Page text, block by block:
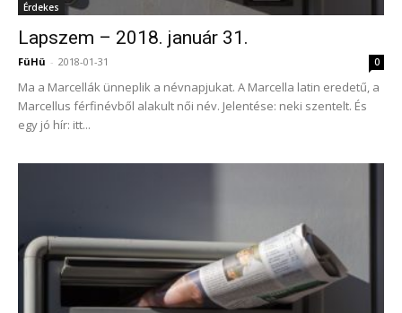
Érdekes
Lapszem – 2018. január 31.
FüHü - 2018-01-31 0
Ma a Marcellák ünneplik a névnapjukat. A Marcella latin eredetű, a
Marcellus férfinévből alakult női név. Jelentése: neki szentelt. És
egy jó hír: itt...